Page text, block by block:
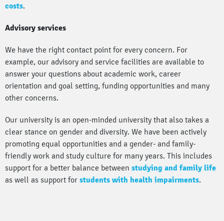
costs.
Advisory services
We have the right contact point for every concern. For
example, our advisory and service facilities are available to
answer your questions about academic work, career
orientation and goal setting, funding opportunities and many
other concerns.
Our university is an open-minded university that also takes a
clear stance on gender and diversity. We have been actively
promoting equal opportunities and a gender- and family-
friendly work and study culture for many years. This includes
support for a better balance between studying and family life
as well as support for students with health impairments.